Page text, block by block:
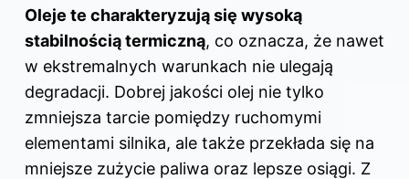
Oleje te charakteryzują się wysoką
stabilnością termiczną, co oznacza, że nawet
w ekstremalnych warunkach nie ulegają
degradacji. Dobrej jakości olej nie tylko
zmniejsza tarcie pomiędzy ruchomymi
elementami silnika, ale także przekłada się na
mniejsze zużycie paliwa oraz lepsze osiągi. Z